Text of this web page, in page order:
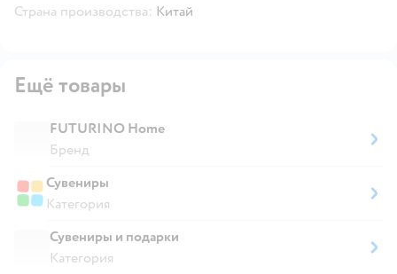
Страна производства: Китай
Ещё товары
FUTURINO Home
Бренд
Сувениры
Категория
Сувениры и подарки
Категория